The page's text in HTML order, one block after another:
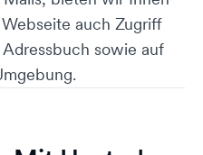
auch Zugriff
sowie auf